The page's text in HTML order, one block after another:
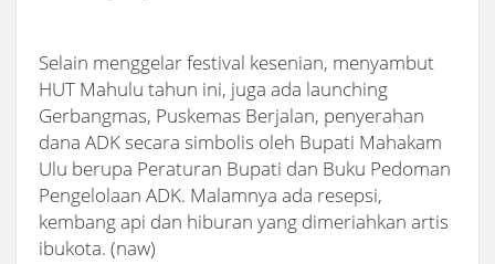
Selain menggelar festival kesenian, menyambut
HUT Mahulu tahun ini, juga ada launching
Gerbangmas, Puskemas Berjalan, penyerahan
dana ADK secara simbolis oleh Bupati Mahakam
Ulu berupa Peraturan Bupati dan Buku Pedoman
Pengelolaan ADK. Malamnya ada resepsi,
kembang api dan hiburan yang dimeriahkan artis
ibukota. (naw)